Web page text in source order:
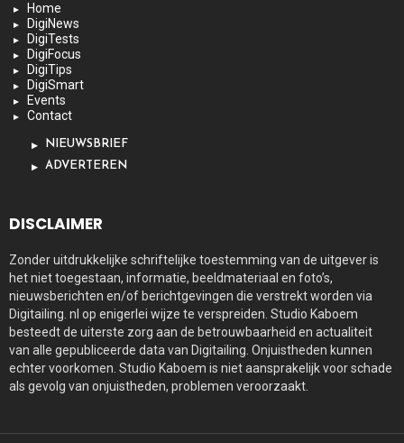
Home
DigiNews
DigiTests
DigiFocus
DigiTips
DigiSmart
Events
Contact
NIEUWSBRIEF
ADVERTEREN
DISCLAIMER
Zonder uitdrukkelijke schriftelijke toestemming van de uitgever is
het niet toegestaan, informatie, beeldmateriaal en foto’s,
nieuwsberichten en/of berichtgevingen die verstrekt worden via
Digitailing. nl op enigerlei wijze te verspreiden. Studio Kaboem
besteedt de uiterste zorg aan de betrouwbaarheid en actualiteit
van alle gepubliceerde data van Digitailing. Onjuistheden kunnen
echter voorkomen. Studio Kaboem is niet aansprakelijk voor schade
als gevolg van onjuistheden, problemen veroorzaakt.